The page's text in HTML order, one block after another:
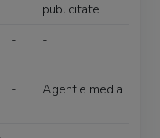
publicitate
- -
- Agentie media